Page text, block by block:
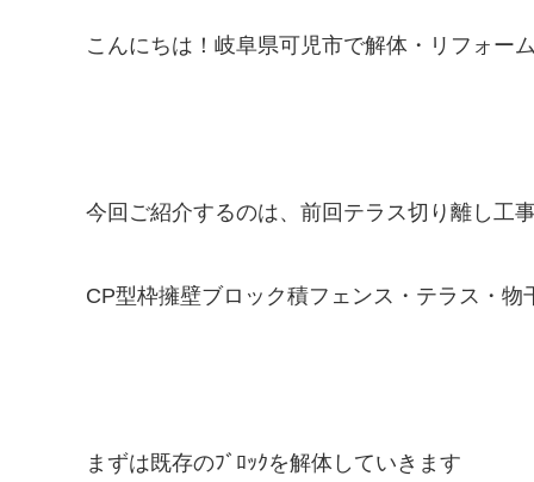
こんにちは！岐阜県可児市で解体・リフォー
今回ご紹介するのは、前回テラス切り離し工
CP型枠擁壁ブロック積フェンス・テラス・物
まずは既存のﾌﾞﾛｯｸを解体していきます